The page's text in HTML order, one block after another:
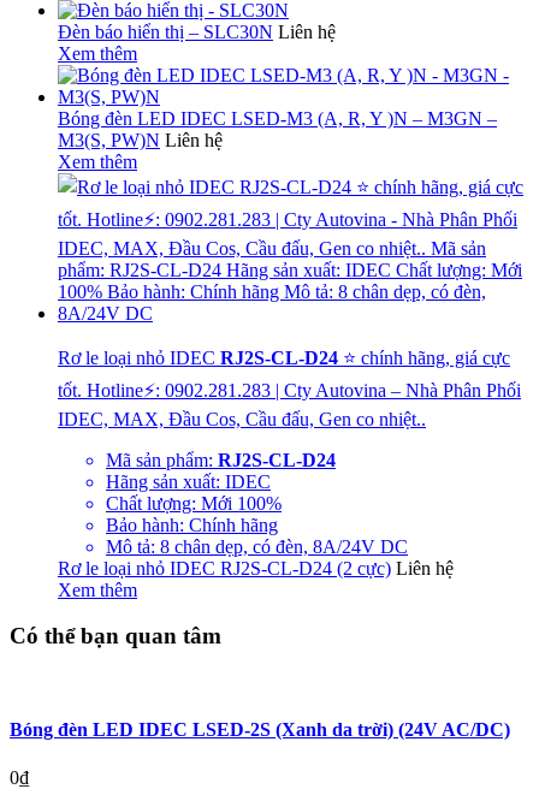
Đèn báo hiển thị – SLC30N Liên hệ
Xem thêm
Bóng đèn LED IDEC LSED-M3 (A, R, Y )N – M3GN –
M3(S, PW)N Liên hệ
Xem thêm
Rơ le loại nhỏ IDEC RJ2S-CL-D24 ⭐ chính hãng, giá cực
tốt. Hotline⚡: 0902.281.283 | Cty Autovina – Nhà Phân Phối
IDEC, MAX, Đầu Cos, Cầu đấu, Gen co nhiệt..
Mã sản phẩm: RJ2S-CL-D24
Hãng sản xuất: IDEC
Chất lượng: Mới 100%
Bảo hành: Chính hãng
Mô tả: 8 chân dẹp, có đèn, 8A/24V DC
Rơ le loại nhỏ IDEC RJ2S-CL-D24 (2 cực) Liên hệ
Xem thêm
Có thể bạn quan tâm
Bóng đèn LED IDEC LSED-2S (Xanh da trời) (24V AC/DC)
0₫